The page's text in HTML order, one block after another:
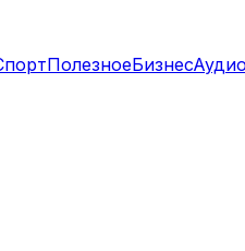
ПолезноеБизнес